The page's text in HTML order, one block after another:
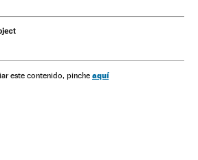
Brasileira Futebol
este contenido, pinche aquí